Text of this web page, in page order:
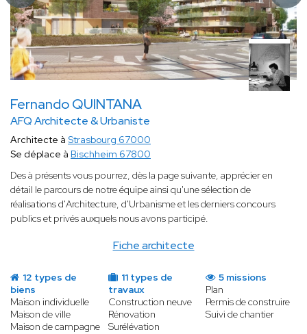
Fernando QUINTANA
AFQ Architecte & Urbaniste
Fiche architecte
Architecte à Strasbourg 67000
Se déplace à Bischheim 67800
Des à présents vous pourrez, dès la page suivante, apprécier en
détail le parcours de notre équipe ainsi qu'une sélection de
réalisations d'Architecture, d'Urbanisme et les derniers concours
publics et privés auxquels nous avons participé.
12 types de
biens
Maison individuelle
Maison de ville
Maison de campagne
11 types de
travaux
Construction neuve
Rénovation
Surélévation
5 missions
Plan
Permis de construire
Suivi de chantier